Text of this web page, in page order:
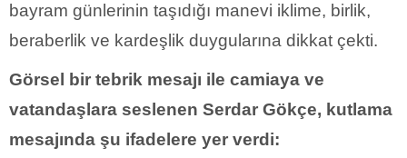
bayram günlerinin taşıdığı manevi iklime, birlik,
beraberlik ve kardeşlik duygularına dikkat çekti.
Görsel bir tebrik mesajı ile camiaya ve
vatandaşlara seslenen Serdar Gökçe, kutlama
mesajında şu ifadelere yer verdi: